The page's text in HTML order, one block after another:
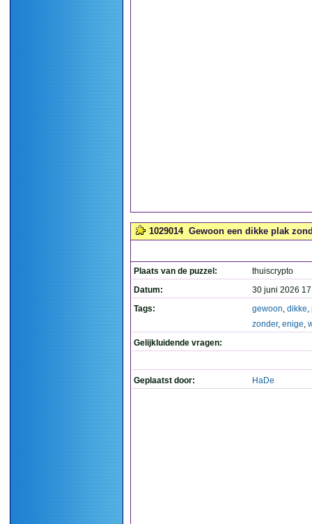
1029014 Gewoon een dikke plak
Plaats van de puzzel:
thuiscrypto
Datum:
30 juni 2026
Tags:
gewoon, dikke,
zonder, enige,
Gelijkluidende vragen:
Geplaatst door: HaDe